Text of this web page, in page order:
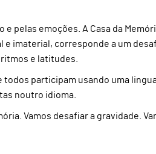
pelas emoções. A Casa da
imaterial, corresponde a um
e latitudes.
participam usando uma
noutro idioma.
Vamos desafiar a gravidade.